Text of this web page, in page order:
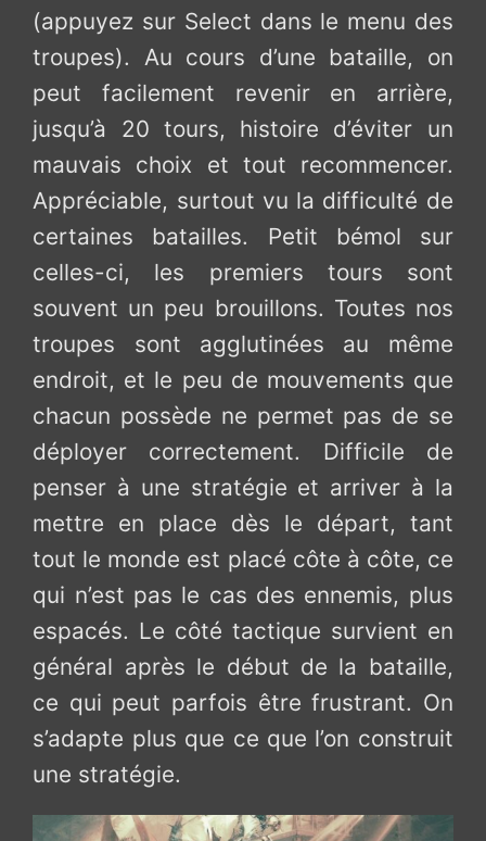
(appuyez sur Select dans le menu des
troupes). Au cours d’une bataille, on
peut facilement revenir en arrière,
jusqu’à 20 tours, histoire d’éviter un
mauvais choix et tout recommencer.
Appréciable, surtout vu la difficulté de
certaines batailles. Petit bémol sur
celles-ci, les premiers tours sont
souvent un peu brouillons. Toutes nos
troupes sont agglutinées au même
endroit, et le peu de mouvements que
chacun possède ne permet pas de se
déployer correctement. Difficile de
penser à une stratégie et arriver à la
mettre en place dès le départ, tant
tout le monde est placé côte à côte, ce
qui n’est pas le cas des ennemis, plus
espacés. Le côté tactique survient en
général après le début de la bataille,
ce qui peut parfois être frustrant. On
s’adapte plus que ce que l’on construit
une stratégie.